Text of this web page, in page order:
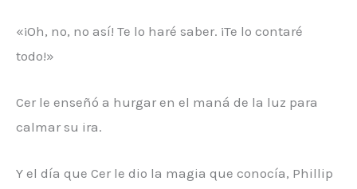
«¡Oh, no, no así! Te lo haré saber. ¡Te lo contaré
todo!»
Cer le enseñó a hurgar en el maná de la luz para
calmar su ira.
Y el día que Cer le dio la magia que conocía, Phillip